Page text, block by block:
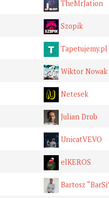
TheMrJation
Szopik
Tapetujemy.pl
Wiktor Nowak
Netesek
Julian Drob
UnicatVEVO
elKEROS
Bartosz